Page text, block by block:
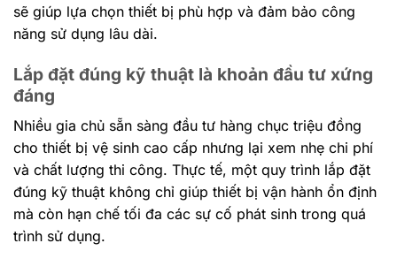
sẽ giúp lựa chọn thiết bị phù hợp và đảm bảo công
năng sử dụng lâu dài.
Lắp đặt đúng kỹ thuật là khoản đầu tư xứng
đáng
Nhiều gia chủ sẵn sàng đầu tư hàng chục triệu đồng
cho thiết bị vệ sinh cao cấp nhưng lại xem nhẹ chi phí
và chất lượng thi công. Thực tế, một quy trình lắp đặt
đúng kỹ thuật không chỉ giúp thiết bị vận hành ổn định
mà còn hạn chế tối đa các sự cố phát sinh trong quá
trình sử dụng.